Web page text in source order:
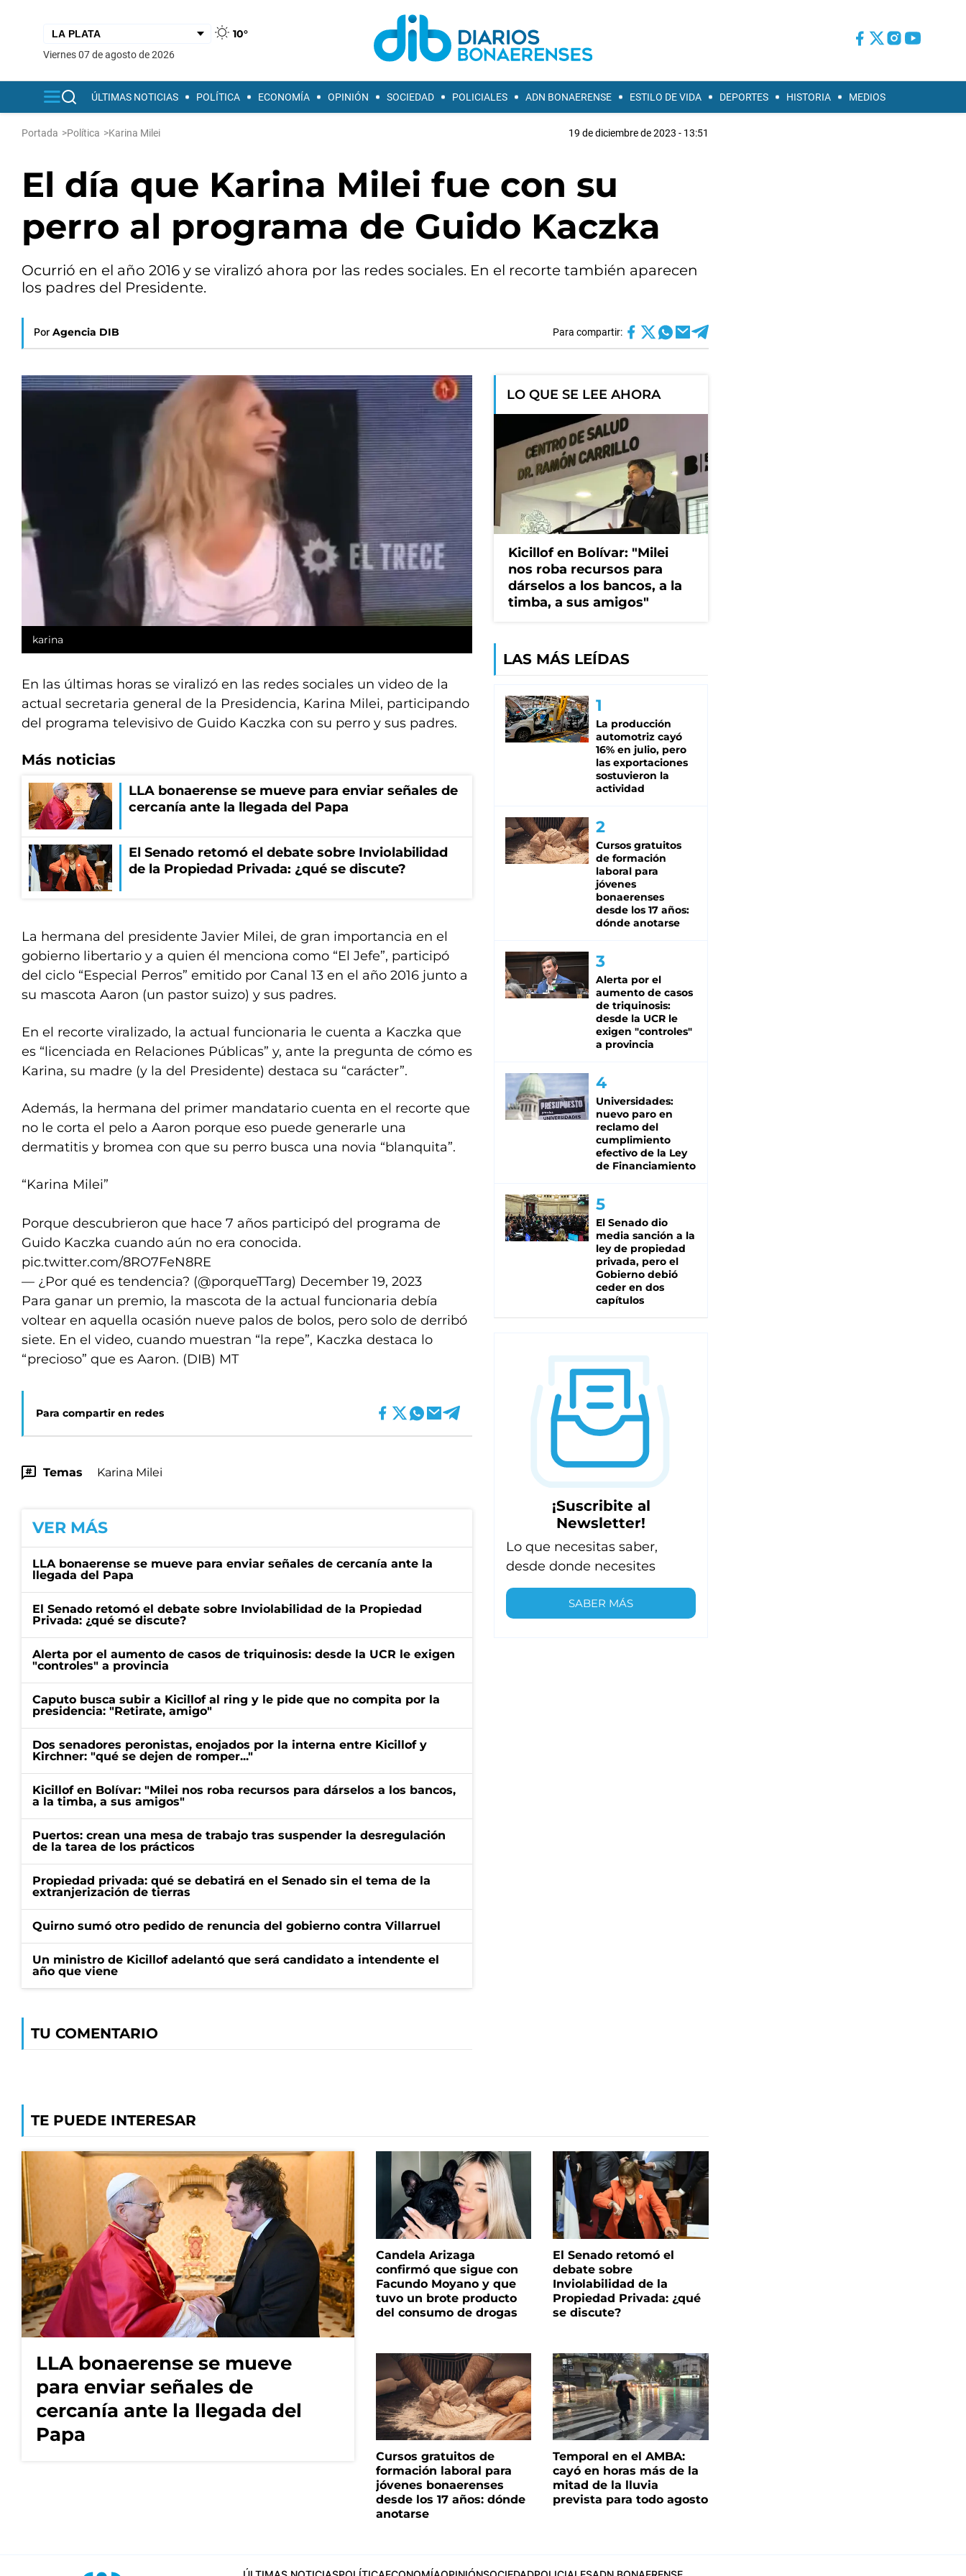
10°
viernes 07 de agosto de 2026
ÚLTIMAS NOTICIAS POLÍTICA ECONOMÍA OPINIÓN SOCIEDAD POLICIALES ADN BONAERENSE ESTILO DE VIDA DEPORTES HISTORIA MEDIOS
Portada >Política >Karina Milei 19 de diciembre de 2023 - 13:51
El día que Karina Milei fue con su
perro al programa de Guido Kaczka
Ocurrió en el año 2016 y se viralizó ahora por las redes sociales. En el recorte también aparecen
los padres del Presidente.
Por Agencia DIB Para compartir:
karina
En las últimas horas se viralizó en las redes sociales un video de la
actual secretaria general de la Presidencia, Karina Milei, participando
del programa televisivo de Guido Kaczka con su perro y sus padres.
Más noticias
LLA bonaerense se mueve para enviar señales de
cercanía ante la llegada del Papa
El Senado retomó el debate sobre Inviolabilidad
de la Propiedad Privada: ¿qué se discute?
La hermana del presidente Javier Milei, de gran importancia en el
gobierno libertario y a quien él menciona como “El Jefe”, participó
del ciclo “Especial Perros” emitido por Canal 13 en el año 2016 junto a
su mascota Aaron (un pastor suizo) y sus padres.
En el recorte viralizado, la actual funcionaria le cuenta a Kaczka que
es “licenciada en Relaciones Públicas” y, ante la pregunta de cómo es
Karina, su madre (y la del Presidente) destaca su “carácter”.
Además, la hermana del primer mandatario cuenta en el recorte que
no le corta el pelo a Aaron porque eso puede generarle una
dermatitis y bromea con que su perro busca una novia “blanquita”.
“Karina Milei”
Porque descubrieron que hace 7 años participó del programa de
Guido Kaczka cuando aún no era conocida.
pic.twitter.com/8RO7FeN8RE
— ¿Por qué es tendencia? (@porqueTTarg) December 19, 2023
Para ganar un premio, la mascota de la actual funcionaria debía
voltear en aquella ocasión nueve palos de bolos, pero solo de derribó
siete. En el video, cuando muestran “la repe”, Kaczka destaca lo
“precioso” que es Aaron. (DIB) MT
Para compartir en redes
Temas Karina Milei
VER MÁS
LLA bonaerense se mueve para enviar señales de cercanía ante la
llegada del Papa
El Senado retomó el debate sobre Inviolabilidad de la Propiedad
Privada: ¿qué se discute?
Alerta por el aumento de casos de triquinosis: desde la UCR le exigen
"controles" a provincia
Caputo busca subir a Kicillof al ring y le pide que no compita por la
presidencia: "Retirate, amigo"
Dos senadores peronistas, enojados por la interna entre Kicillof y
Kirchner: "qué se dejen de romper..."
Kicillof en Bolívar: "Milei nos roba recursos para dárselos a los bancos,
a la timba, a sus amigos"
Puertos: crean una mesa de trabajo tras suspender la desregulación
de la tarea de los prácticos
Propiedad privada: qué se debatirá en el Senado sin el tema de la
extranjerización de tierras
Quirno sumó otro pedido de renuncia del gobierno contra Villarruel
Un ministro de Kicillof adelantó que será candidato a intendente el
año que viene
TU COMENTARIO
LO QUE SE LEE AHORA
Kicillof en Bolívar: "Milei
nos roba recursos para
dárselos a los bancos, a la
timba, a sus amigos"
LAS MÁS LEÍDAS
La producción
automotriz cayó
16% en julio, pero
las exportaciones
sostuvieron la
actividad
Cursos gratuitos
de formación
laboral para
jóvenes
bonaerenses
desde los 17 años:
dónde anotarse
Alerta por el
aumento de casos
de triquinosis:
desde la UCR le
exigen "controles"
a provincia
Universidades:
nuevo paro en
reclamo del
cumplimiento
efectivo de la Ley
de Financiamiento
El Senado dio
media sanción a la
ley de propiedad
privada, pero el
Gobierno debió
ceder en dos
capítulos
¡Suscribite al
Newsletter!
Lo que necesitas saber,
desde donde necesites
SABER MÁS
TE PUEDE INTERESAR
LLA bonaerense se mueve
para enviar señales de
cercanía ante la llegada del
Papa
Candela Arizaga
confirmó que sigue con
Facundo Moyano y que
tuvo un brote producto
del consumo de drogas
El Senado retomó el
debate sobre
Inviolabilidad de la
Propiedad Privada: ¿qué
se discute?
Cursos gratuitos de
formación laboral para
jóvenes bonaerenses
desde los 17 años: dónde
anotarse
Temporal en el AMBA:
cayó en horas más de la
mitad de la lluvia
prevista para todo agosto